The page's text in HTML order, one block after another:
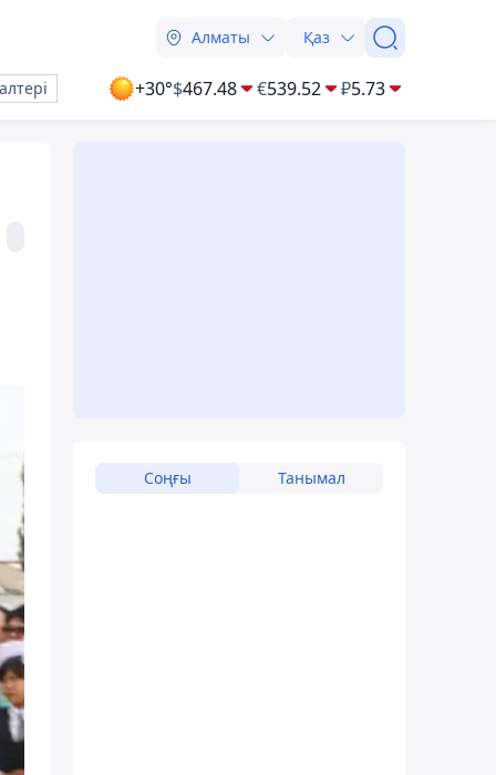
Алматы Қаз
+30°$467.48 €539.52 ₽5.73
Соңғы Танымал